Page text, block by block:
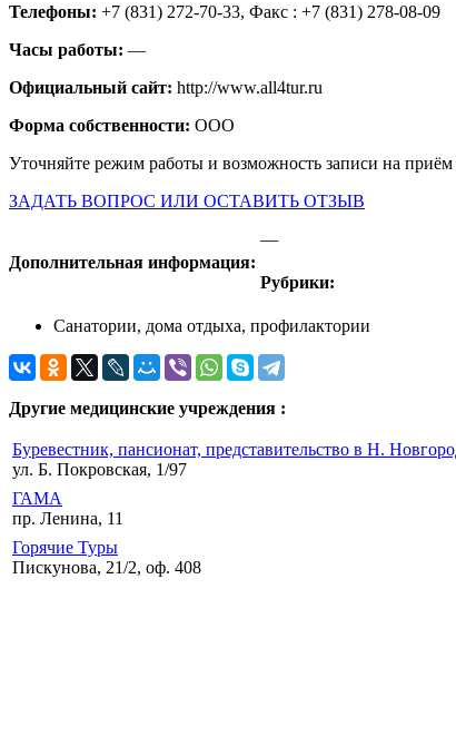
Телефоны: +7 (831) 272-70-33, Факс : +7 (831) 278-08-09
Часы работы: —
Официальный сайт: http://www.all4tur.ru
Форма собственности: ООО
Уточняйте режим работы и возможность записи на
ЗАДАТЬ ВОПРОС ИЛИ ОСТАВИТЬ ОТЗЫВ
Дополнительная информация:
—
Рубрики:
Санатории, дома отдыха, профилактории
Другие медицинские учреждения :
Буревестник, пансионат, представительство в Н.
ул. Б. Покровская, 1/97
ГАМА
пр. Ленина, 11
Горячие Туры
Пискунова, 21/2, оф. 408